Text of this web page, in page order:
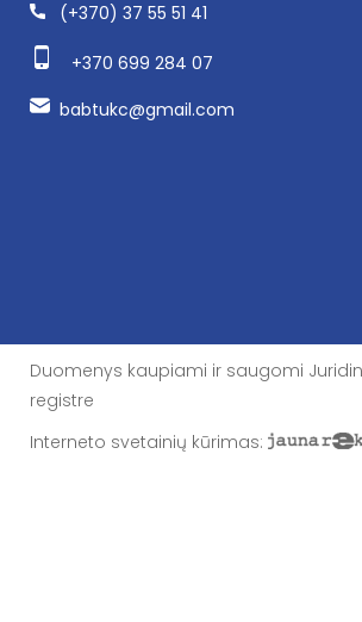
(+370) 37 55 51 41
+370 699 284 07
babtukc@gmail.com
Duomenys kaupiami ir saugomi
registre
Interneto svetainių kūrimas: